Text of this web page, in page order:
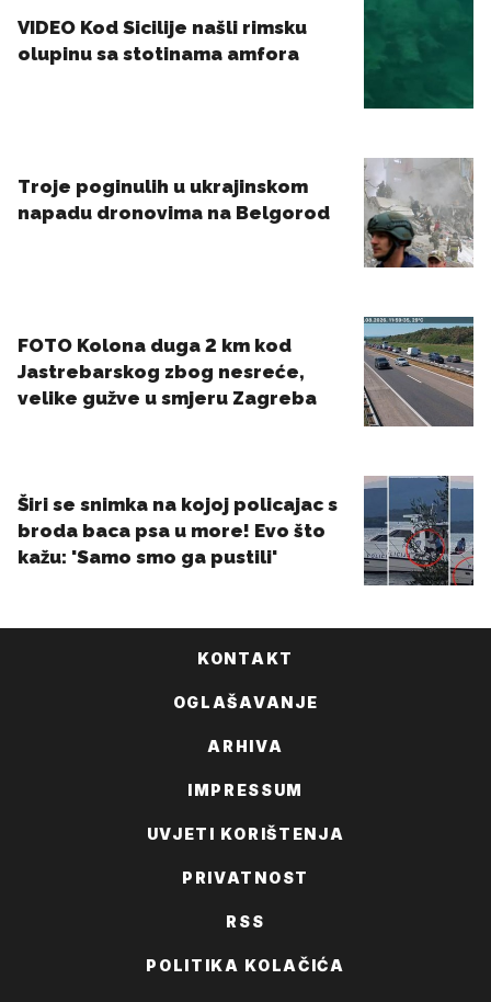
KONTAKT
OGLAŠAVANJE
ARHIVA
IMPRESSUM
UVJETI KORIŠTENJA
PRIVATNOST
RSS
POLITIKA KOLAČIĆA